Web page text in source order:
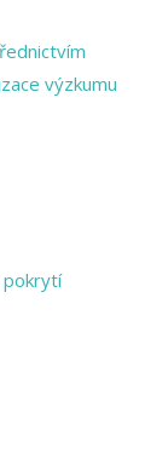
výzkumu
pokrytí